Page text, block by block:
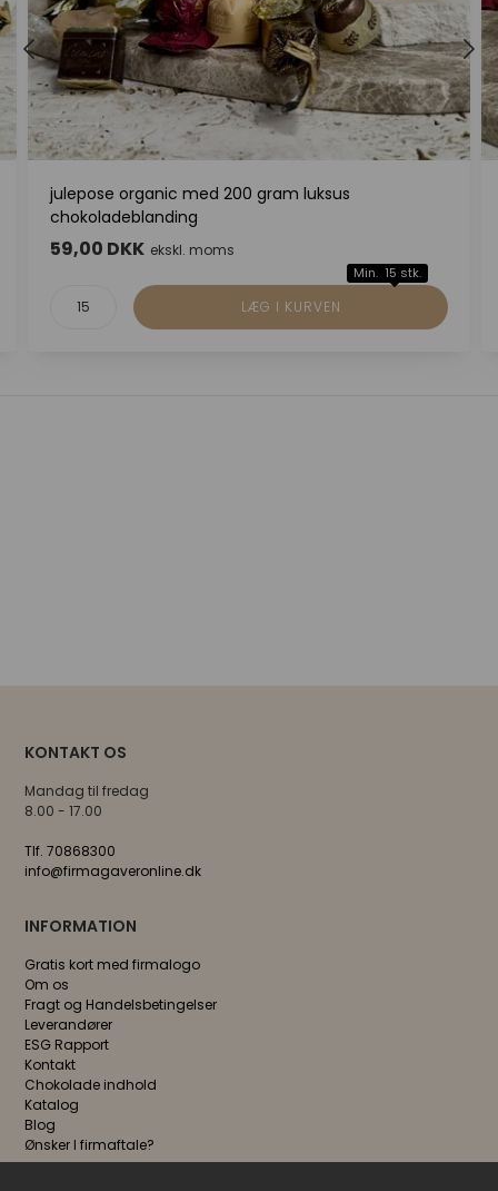
julepose organic med 200 gram luksus
chokoladeblanding
59,00 DKK ekskl. moms
Min. 15 stk.
KONTAKT OS
Mandag til fredag
8.00 - 17.00
Tlf. 70868300
info@firmagaveronline.dk
INFORMATION
Gratis kort med firmalogo
Om os
Fragt og Handelsbetingelser
Leverandører
ESG Rapport
Kontakt
Chokolade indhold
Katalog
Blog
Ønsker I firmaftale?